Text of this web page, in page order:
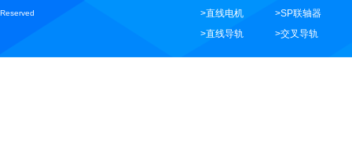
Reserved
>直线电机
>SP联轴器
>直线导轨
>交叉导轨